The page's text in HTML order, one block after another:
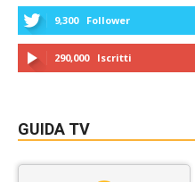
9,300 Follower
290,000 Iscritti
GUIDA TV